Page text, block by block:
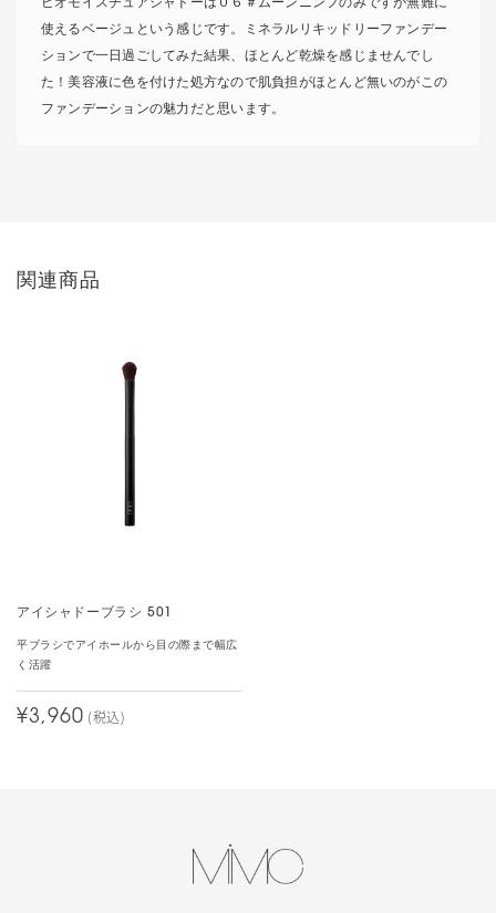
ビオモイスチュアシャドーは０６＃ムーンニンフのみですが無難に
使えるベージュという感じです。ミネラルリキッドリーファンデー
ションで一日過ごしてみた結果、ほとんど乾燥を感じませんでし
た！美容液に色を付けた処方なので肌負担がほとんど無いのがこの
ファンデーションの魅力だと思います。
関連商品
アイシャドーブラシ 501
平ブラシでアイホールから目の際まで幅広
く活躍
¥3,960 (税込)